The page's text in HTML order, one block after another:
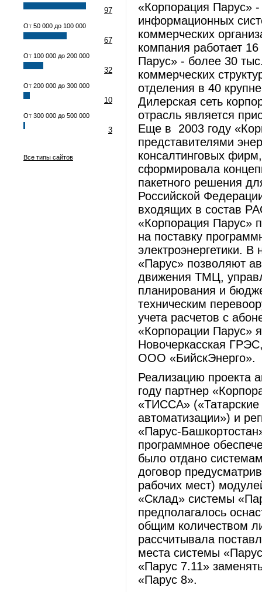
97
От 50 000 до 100 000
67
От 100 000 до 200 000
32
От 200 000 до 300 000
10
От 300 000 до 500 000
3
Все типы сайтов
«Корпорация Парус»
информационных
коммерческих
компания работает
Парус» - более 30
коммерческих
отделения в 40
Дилерская сеть
отрасль является
Еще в 2003 году
представителями
консалтинговых
сформировала
пакетного решения
Российской
входящих в состав
«Корпорация Парус»
на поставку
электроэнергетики.
«Парус» позволяют
движения ТМЦ,
планирования и
техническим
учета расчетов с
«Корпорации Парус»
Новочеркасская
ООО «БийскЭнерго».
Реализацию проекта
году партнер
«ТИССА»
автоматизации») и
«Парус-
программное
было отдано
договор
рабочих мест)
«Склад» системы
предполагалось
общим количеством
рассчитывала
места системы
«Парус 7.11»
«Парус 8».